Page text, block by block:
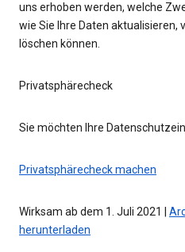
uns erhoben werden, welche
wie Sie Ihre Daten aktualisieren,
löschen können.
Privatsphärecheck
Sie möchten Ihre
Privatsphärecheck machen
Wirksam ab dem 1. Juli 2021 |
herunterladen